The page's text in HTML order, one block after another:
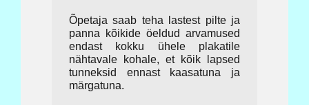
Õpetaja saab teha lastest pilte ja
panna kõikide öeldud arvamused
endast kokku ühele plakatile
nähtavale kohale, et kõik lapsed
tunneksid ennast kaasatuna ja
märgatuna.